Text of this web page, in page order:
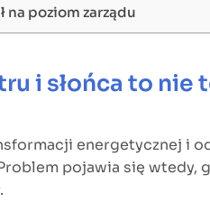
na poziom zarządu
i słońca to nie
energetycznej i
pojawia się wtedy,